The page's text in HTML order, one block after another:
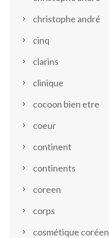
christophe andré
cinq
clarins
clinique
cocoon bien etre
coeur
continent
continents
coreen
corps
cosmétique coréen